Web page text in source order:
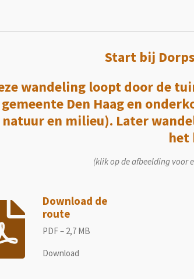
Start bij
wandeling loopt door de
Den Haag en
en milieu). Later
het
(klik op de afbeelding voor
Download de
route
PDF – 2,7 MB
Download